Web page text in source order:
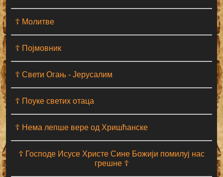
☦ Молитве
☦ Појмовник
☦ Свети Огањ - Јерусалим
☦ Поуке светих отаца
☦ Нема лепше вере од Хришћанске
☦ Господе Исусе Христе Сине Божији помилуј нас
грешне ☦